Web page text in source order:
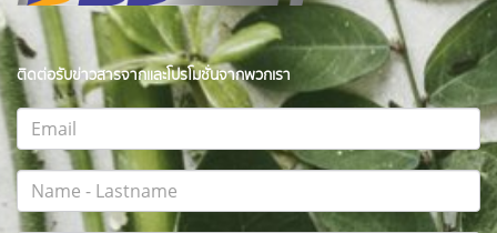
ติดต่อรับข่าวสารจากและโปรโมชั่นจากพวกเรา